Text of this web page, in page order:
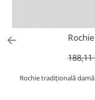
188,11
Rochie tradiţională